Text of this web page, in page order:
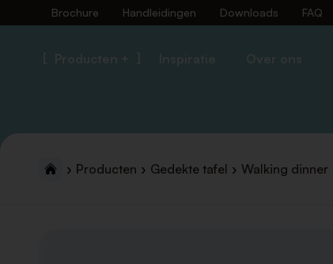
Brochure Handleidingen Downloads FAQ
Producten + Inspiratie Over ons
Producten Gedekte tafel Walking dinner